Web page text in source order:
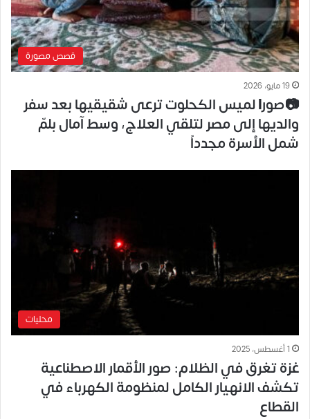
قصص مصورة
19 مايو، 2026
📷صور| لميس الكحلوت ترعى شقيقيها بعد سفر
والديها إلى مصر لتلقي العلاج، وسط آمال بلمّ
شمل الأسرة مجدداً
محليات
1 أغسطس، 2025
غزة تغرق في الظلام: صور الأقمار الاصطناعية
تكشف الانهيار الكامل لمنظومة الكهرباء في
القطاع